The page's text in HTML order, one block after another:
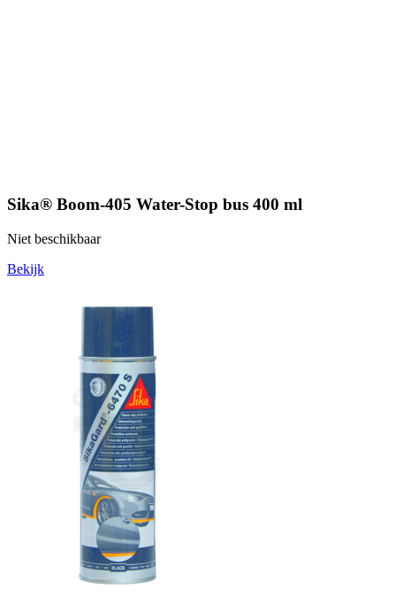
Sika® Boom-405 Water-Stop bus 400 ml
Niet beschikbaar
Bekijk